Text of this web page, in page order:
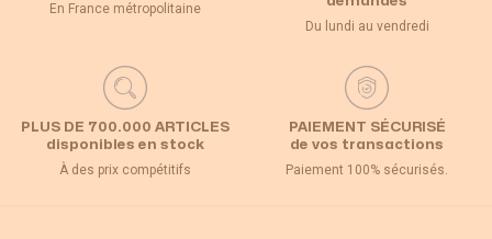
En France métropolitaine
Du lundi au vendredi
PLUS DE 700.000 ARTICLES
disponibles en stock
À des prix compétitifs
PAIEMENT SÉCURISÉ
de vos transactions
Paiement 100% sécurisés.